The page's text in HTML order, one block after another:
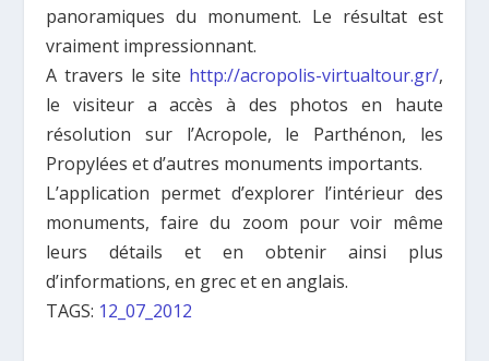
panoramiques du monument. Le résultat est
vraiment impressionnant.
A travers le site http://acropolis-virtualtour.gr/,
le visiteur a accès à des photos en haute
résolution sur l’Acropole, le Parthénon, les
Propylées et d’autres monuments importants.
L’application permet d’explorer l’intérieur des
monuments, faire du zoom pour voir même
leurs détails et en obtenir ainsi plus
d’informations, en grec et en anglais.
TAGS: 12_07_2012